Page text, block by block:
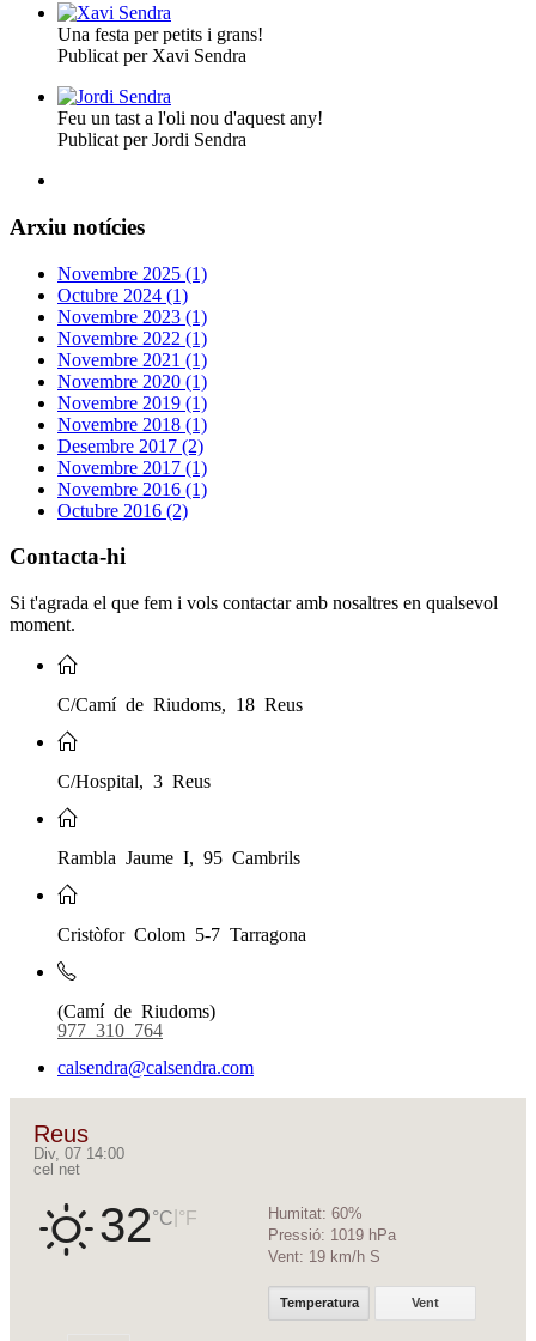
Una festa per petits i grans!
Publicat per Xavi Sendra
Feu un tast a l'oli nou d'aquest any!
Publicat per Jordi Sendra
Arxiu notícies
Novembre 2025 (1)
Octubre 2024 (1)
Novembre 2023 (1)
Novembre 2022 (1)
Novembre 2021 (1)
Novembre 2020 (1)
Novembre 2019 (1)
Novembre 2018 (1)
Desembre 2017 (2)
Novembre 2017 (1)
Novembre 2016 (1)
Octubre 2016 (2)
Contacta-hi
Si t'agrada el que fem i vols contactar amb nosaltres en qualsevol
moment.
C/Camí de Riudoms, 18 Reus
C/Hospital, 3 Reus
Rambla Jaume I, 95 Cambrils
Cristòfor Colom 5-7 Tarragona
(Camí de Riudoms)
977 310 764
calsendra@calsendra.com
Reus
Div, 07 14:00
cel net
32°C °F Humitat: 60%
Pressió: 1019 hPa
Vent: 19 km/h S
Temperatura Vent